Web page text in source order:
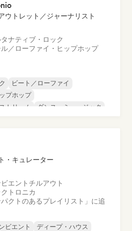
ウトレット／ジャーナリスト
ナティブ・ロック
ル／ローファイ・ヒップホップ
ビート／ローファイ
プホップ
トリーム
ダンス・ミュージック
・キュレーター
エント チルアウト
トロニカ
クトのあるプレイリスト」に追
ビエント
ディープ・ハウス